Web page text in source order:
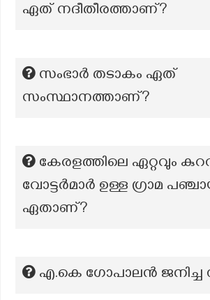
ഏത് നദീതീരത്താണ്?
സംഭാർ തടാകം ഏത്
സംസ്ഥാനത്താണ്?
കേരളത്തിലെ ഏറ്റവും
വോട്ടർമാർ ഉള്ള ഗ്രാമ
ഏതാണ്?
എ.കെ ഗോപാലൻ ജനിച്ച